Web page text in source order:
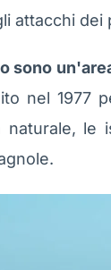
attacchi dei
sono
nel 1977
naturale,